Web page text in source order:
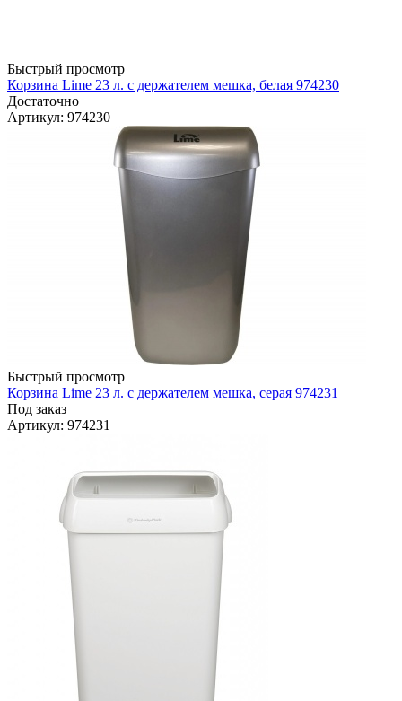
Быстрый просмотр
Корзина Lime 23 л. с держателем мешка, белая 974230
Достаточно
Артикул: 974230
Быстрый просмотр
Корзина Lime 23 л. с держателем мешка, серая 974231
Под заказ
Артикул: 974231